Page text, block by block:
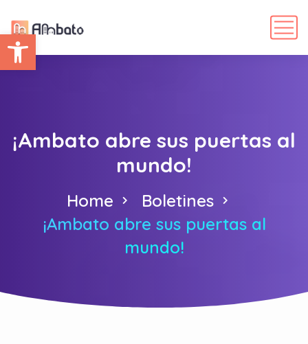
Abrir barra de herramientas
¡Ambato abre sus puertas al
mundo!
Home
Boletines
¡Ambato abre sus puertas al
mundo!